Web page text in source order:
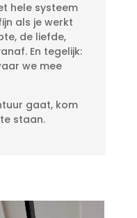
hele systeem
als je werkt
de liefde,
En tegelijk:
we mee
gaat, kom
staan.